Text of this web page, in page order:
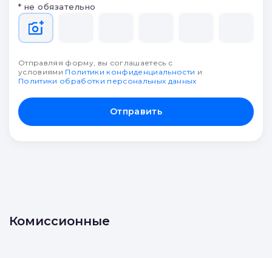
* не обязательно
Отправляя форму, вы соглашаетесь с
условиями Политики конфиденциальности и
Политики обработки персональных данных
Отправить
Комиссионные